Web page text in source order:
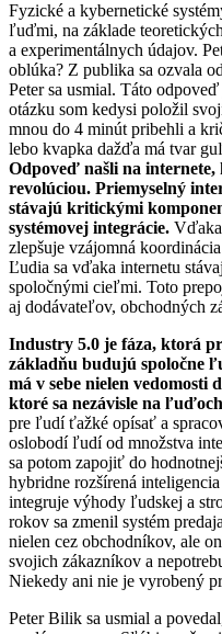
Fyzické a kybernetické
ľuďmi, na základe
a experimentálnych údajov.
oblúka? Z publika sa ozvala
Peter sa usmial. Táto
otázku som kedysi položil
mnou do 4 minút pribehli a
lebo kvapka dažďa má tvar
Odpoveď našli na
revolúciou. Priemyselný
stávajú kritickými
systémovej integrácie.
zlepšuje vzájomná
Ľudia sa vďaka internetu
spoločnými cieľmi. Toto
aj dodávateľov, obchodných
Industry 5.0 je fáza, ktorá
základňu budujú spoločne
má v sebe nielen
ktoré sa nezávisle na
pre ľudí ťažké opísať a
oslobodí ľudí od množstva
sa potom zapojiť do
hybridne rozšírená
integruje výhody ľudskej a
rokov sa zmenil systém
nielen cez obchodníkov, ale
svojich zákazníkov a
Niekedy ani nie je vyrobený
Peter Bilik sa usmial a